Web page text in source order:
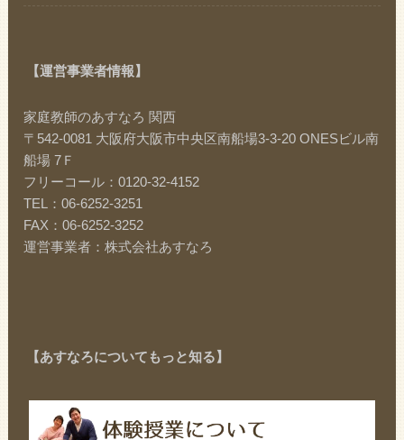
【運営事業者情報】
家庭教師のあすなろ 関西
〒542-0081 大阪府大阪市中央区南船場3-3-20 ONESビル南
船場 7Ｆ
フリーコール：0120-32-4152
TEL：06-6252-3251
FAX：06-6252-3252
運営事業者：株式会社あすなろ
【あすなろについてもっと知る】